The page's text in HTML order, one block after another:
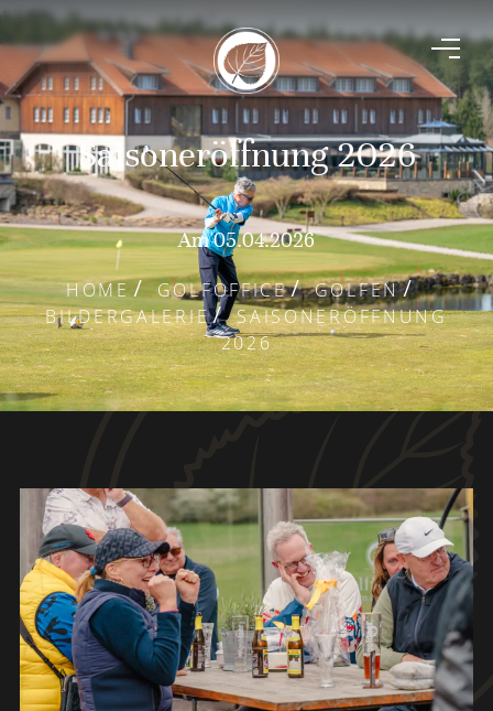
Saisoneröffnung 2026
Am 05.04.2026
HOME GOLFOFFICE
GOLFEN
BILDERGALERIE
SAISONERÖFFNUNG
2026